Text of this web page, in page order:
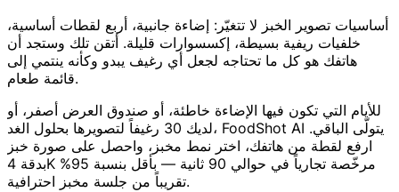
أساسيات تصوير الخبز لا تتغيّر: إضاءة جانبية، أربع لقطات أساسية،
خلفيات ريفية بسيطة، إكسسوارات قليلة. أتقن تلك وستجد أن
هاتفك هو كل ما تحتاجه لجعل أي رغيف يبدو وكأنه ينتمي إلى
قائمة طعام.
للأيام التي تكون فيها الإضاءة خاطئة، أو صندوق العرض أصفر، أو
لديك 30 رغيفاً لتصويرها بحلول الغد، FoodShot AI يتولّى الباقي.
ارفع لقطة من هاتفك، اختر نمط مخبز، واحصل على صورة خبز
بدقة 4K مرخّصة تجارياً في حوالي 90 ثانية — بأقل بنسبة 95%
تقريباً من جلسة مخبز احترافية.